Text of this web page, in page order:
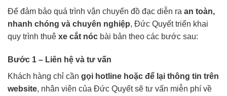
Để đảm bảo quá trình vận chuyển đồ đạc diễn ra an toàn,
nhanh chóng và chuyên nghiệp, Đức Quyết triển khai
quy trình thuê xe cắt nóc bài bản theo các bước sau:
Bước 1 – Liên hệ và tư vấn
Khách hàng chỉ cần gọi hotline hoặc để lại thông tin trên
website, nhân viên của Đức Quyết sẽ tư vấn miễn phí về